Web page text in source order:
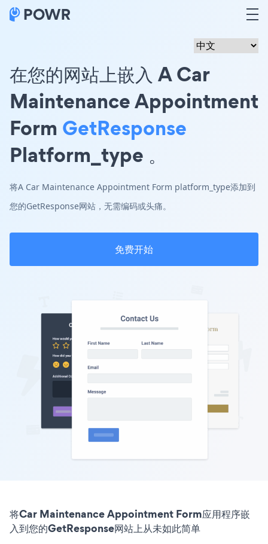
在您的网站上嵌入 A Car
Maintenance Appointment
Form GetResponse
Platform_type 。
将A Car Maintenance Appointment Form platform_type添加到
您的GetResponse网站，无需编码或头痛。
免费开始
将Car Maintenance Appointment Form应用程序嵌
入到您的GetResponse网站上从未如此简单